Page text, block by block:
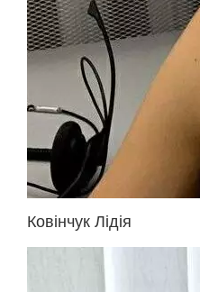
Ковінчук Лідія